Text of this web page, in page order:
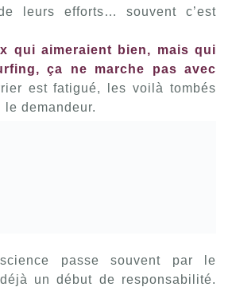
leurs efforts… souvent c’est
qui aimeraient bien, mais qui
ça ne marche pas avec
est fatigué, les voilà tombés
le demandeur.
passe souvent par le
un début de responsabilité.